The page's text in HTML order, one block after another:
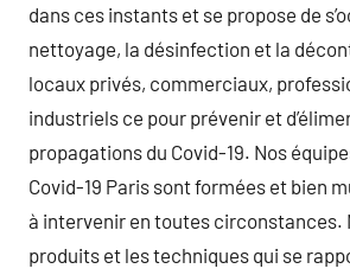
dans ces instants et se propose de
nettoyage, la désinfection et la
locaux privés, commerciaux,
industriels ce pour prévenir et
propagations du Covid-19. Nos
Covid-19 Paris sont formées et bien
à intervenir en toutes circonstances.
produits et les techniques qui se